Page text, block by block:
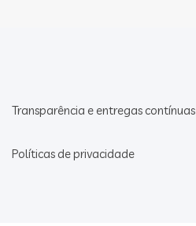
Transparência e entregas contínuas
Políticas de privacidade